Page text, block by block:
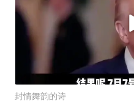
封情舞韵的诗